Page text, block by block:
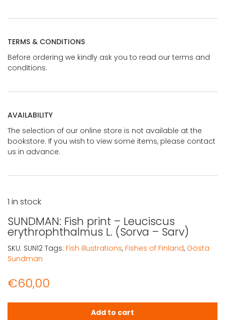
TERMS & CONDITIONS
Before ordering we kindly ask you to read our terms and
conditions.
AVAILABILITY
The selection of our online store is not available at the
bookstore. If you wish to view some items, please contact
us in advance.
SUNDMAN: Fish print – Leuciscus
erythrophthalmus L. (Sorva – Sarv)
€60,00
1 in stock
SUNDMAN: Fish print - Leuciscus erythrophthalmus L.
Add to cart
SKU: SUN12 Tags: Fish illustrations, Fishes of Finland, Gösta
Sundman